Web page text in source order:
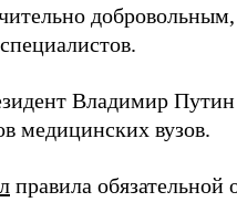
Владимир Путин
медицинских вузов.
правила обязательной